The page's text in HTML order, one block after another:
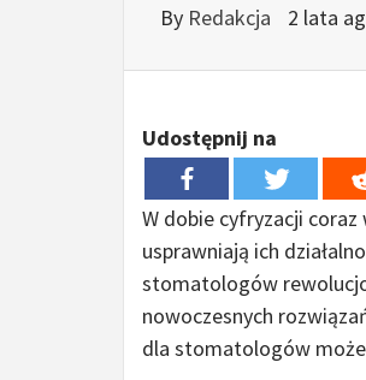
By Redakcja 2 lata
Udostępnij na
W dobie cyfryzacji
usprawniają ich
stomatologów
nowoczesnych
dla stomatologów może